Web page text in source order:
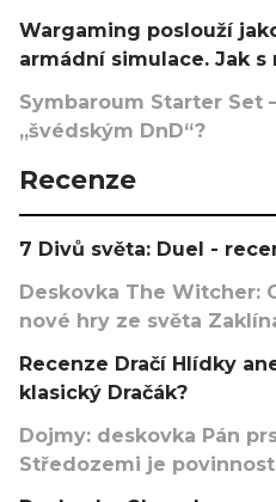
Wargaming poslouží
armádní simulace. Jak s
Symbaroum Starter Set
„švédským DnD“?
Recenze
7 Divů světa: Duel -
Deskovka The Witcher:
nové hry ze světa
Recenze Dračí Hlídky
klasický Dračák?
Dojmy: deskovka Pán
Středozemi je